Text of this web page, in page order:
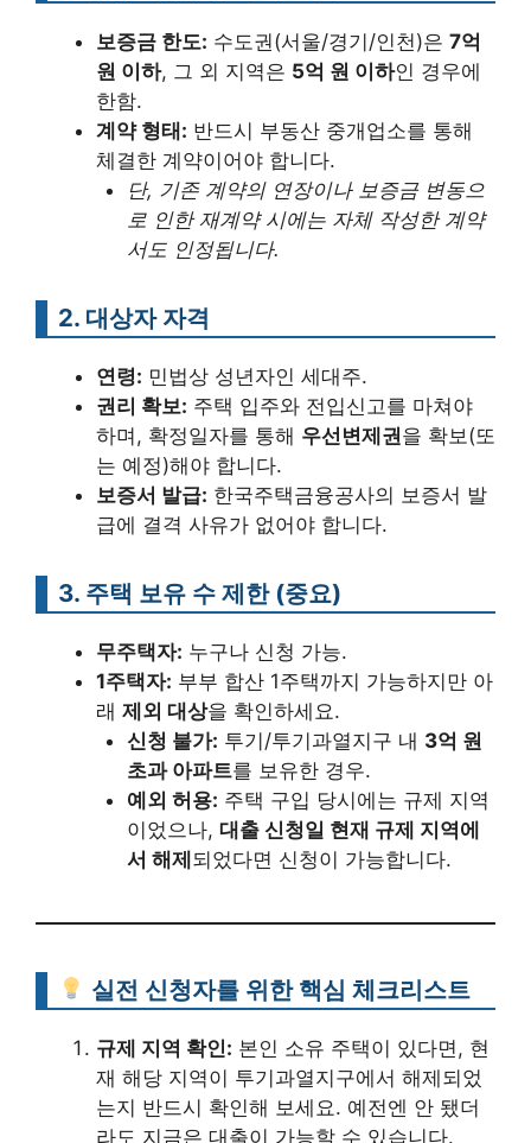
보증금 한도: 수도권(서울/경기/인천)은 7억
원 이하, 그 외 지역은 5억 원 이하인 경우에
한함.
계약 형태: 반드시 부동산 중개업소를 통해
체결한 계약이어야 합니다.
단, 기존 계약의 연장이나 보증금 변동으
로 인한 재계약 시에는 자체 작성한 계약
서도 인정됩니다.
2. 대상자 자격
연령: 민법상 성년자인 세대주.
권리 확보: 주택 입주와 전입신고를 마쳐야
하며, 확정일자를 통해 우선변제권을 확보(또
는 예정)해야 합니다.
보증서 발급: 한국주택금융공사의 보증서 발
급에 결격 사유가 없어야 합니다.
3. 주택 보유 수 제한 (중요)
무주택자: 누구나 신청 가능.
1주택자: 부부 합산 1주택까지 가능하지만 아
래 제외 대상을 확인하세요.
신청 불가: 투기/투기과열지구 내 3억 원
초과 아파트를 보유한 경우.
예외 허용: 주택 구입 당시에는 규제 지역
이었으나, 대출 신청일 현재 규제 지역에
서 해제 되었다면 신청이 가능합니다.
실전 신청자를 위한 핵심 체크리스트
규제 지역 확인: 본인 소유 주택이 있다면, 현
재 해당 지역이 투기과열지구에서 해제되었
는지 반드시 확인해 보세요. 예전엔 안 됐더
라도 지금은 대출이 가능할 수 있습니다.